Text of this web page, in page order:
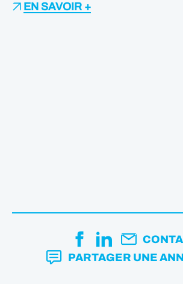
EN SAVOIR +
PARTAGER UNE